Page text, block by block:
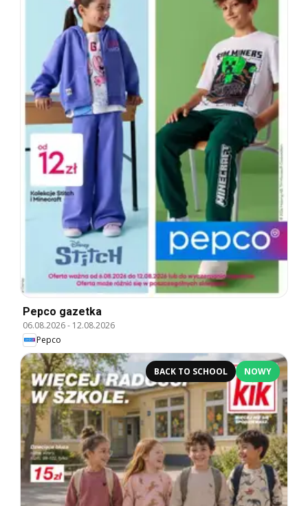
Pepco gazetka
06.08.2026- 12.08.2026
Pepco
BACK TO SCHOOL NOWY